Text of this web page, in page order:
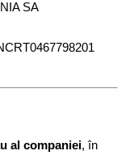
SA
al companiei, în